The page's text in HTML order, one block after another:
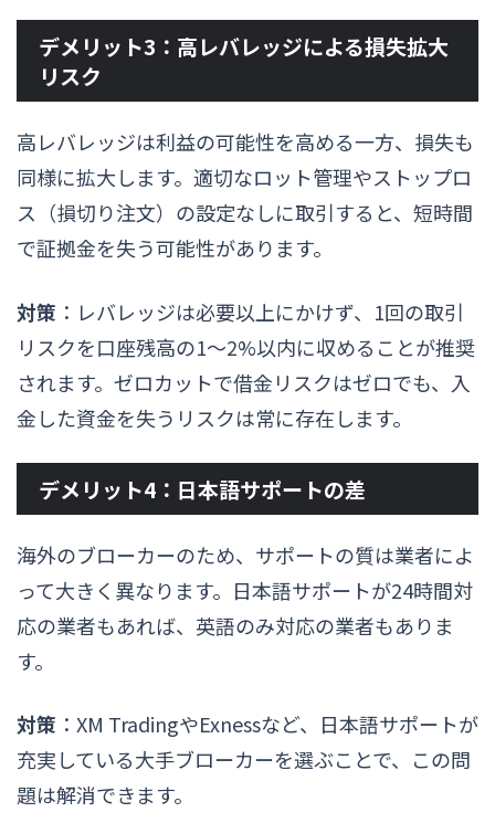
デメリット3：高レバレッジによる損失拡大
リスク
高レバレッジは利益の可能性を高める一方、損失も
同様に拡大します。適切なロット管理やストップロ
ス（損切り注文）の設定なしに取引すると、短時間
で証拠金を失う可能性があります。
対策 ：レバレッジは必要以上にかけず、1回の取引
リスクを口座残高の1〜2%以内に収めることが推奨
されます。ゼロカットで借金リスクはゼロでも、入
金した資金を失うリスクは常に存在します。
デメリット4：日本語サポートの差
海外のブローカーのため、サポートの質は業者によ
って大きく異なります。日本語サポートが24時間対
応の業者もあれば、英語のみ対応の業者もありま
す。
対策 ：XM TradingやExnessなど、日本語サポートが
充実している大手ブローカーを選ぶことで、この問
題は解消できます。